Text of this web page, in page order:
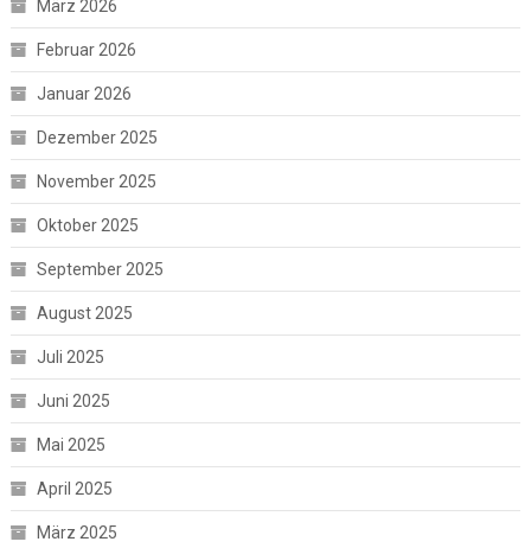
März 2026
Februar 2026
Januar 2026
Dezember 2025
November 2025
Oktober 2025
September 2025
August 2025
Juli 2025
Juni 2025
Mai 2025
April 2025
März 2025